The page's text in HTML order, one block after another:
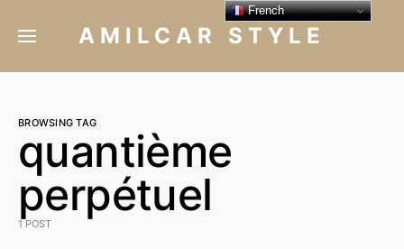
AMILCAR STYLE
BROWSING TAG
quantième
perpétuel
1 POST
French